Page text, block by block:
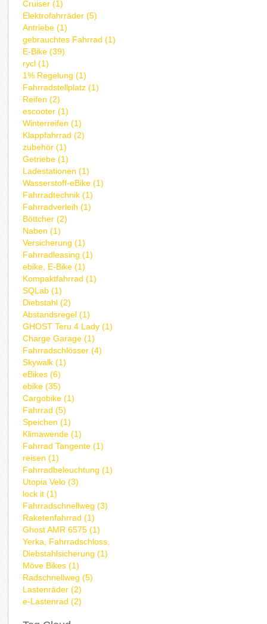
Cruiser (1)
Elektrofahrräder (5)
Antriebe (1)
gebrauchtes Fahrrad (1)
E-Bike (39)
rycl (1)
1% Regelung (1)
Fahrradstellplatz (1)
Reifen (2)
escooter (1)
Winterreifen (1)
Klappfahrrad (2)
zubehör (1)
Getriebe (1)
Ladestationen (1)
Wasserstoff-eBike (1)
Fahrradtechnik (1)
Fahrradverleih (1)
Böttcher (2)
Naben (1)
Versicherung (1)
Fahrradleasing (1)
ebike, E-Bike (1)
Kompaktfahrrad (1)
SQLab (1)
Diebstahl (2)
Abstandsregel (1)
GHOST Teru 4 Lady (1)
Charge Garage (1)
Fahrradschlösser (4)
Skywalk (1)
eBikes (6)
ebike (35)
Cargobike (1)
Fahrrad (5)
Speichen (1)
Klimawende (1)
Fahrrad Tangente (1)
reisen (1)
Fahrradbeleuchtung (1)
Utopia Velo (3)
lock it (1)
Fahrradschnellweg (3)
Raketenfahrrad (1)
Ghost AMR 6575 (1)
Yerka, Fahrradschloss,
Diebstahlsicherung (1)
Möve Bikes (1)
Radschnellweg (5)
Lastenräder (2)
e-Lastenrad (2)